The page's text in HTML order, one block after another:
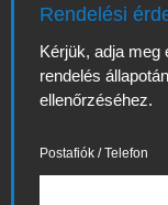
Rendelési
Kérjük, adja meg
rendelés
ellenőrzéséhez.
Postafiók / Telefon